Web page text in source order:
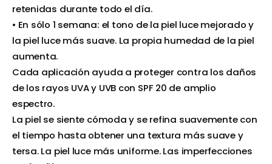
retenidas durante todo el día.
• En sólo 1 semana: el tono de la piel luce mejorado y
la piel luce más suave. La propia humedad de la piel
aumenta.
Cada aplicación ayuda a proteger contra los daños
de los rayos UVA y UVB con SPF 20 de amplio
espectro.
La piel se siente cómoda y se refina suavemente con
el tiempo hasta obtener una textura más suave y
tersa. La piel luce más uniforme. Las imperfecciones